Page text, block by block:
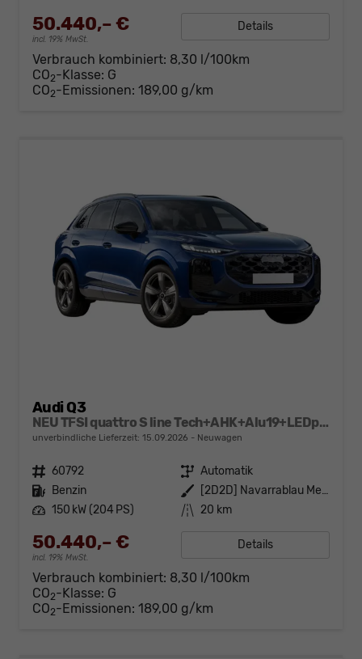
50.440,– €
incl. 19% MwSt.
Details
Verbrauch kombiniert: 8,30 l/100km
CO2-Klasse: G
CO2-Emissionen: 189,00 g/km
Audi Q3
NEU TFSI quattro S line Tech+AHK+Alu19+LEDplus+KlimaPlus+ExtSchwarz
unverbindliche Lieferzeit: 15.09.2026 Neuwagen
Fahrzeugnr. 60792 Getriebe Automatik
Kraftstoff Benzin Außenfarbe
[2D2D] Navarrablau Metallic
Leistung 150 kW (204 PS) Kilometerstand 20 km
50.440,– €
incl. 19% MwSt.
Details
Verbrauch kombiniert: 8,30 l/100km
CO2-Klasse: G
CO2-Emissionen: 189,00 g/km